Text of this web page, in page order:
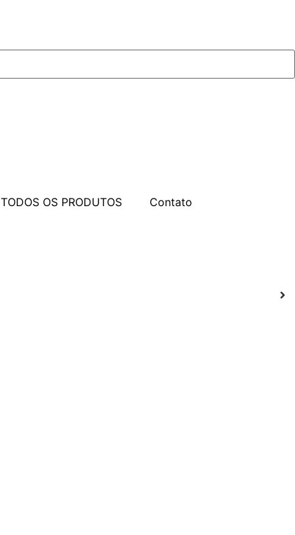
TODOS OS PRODUTOS Contato